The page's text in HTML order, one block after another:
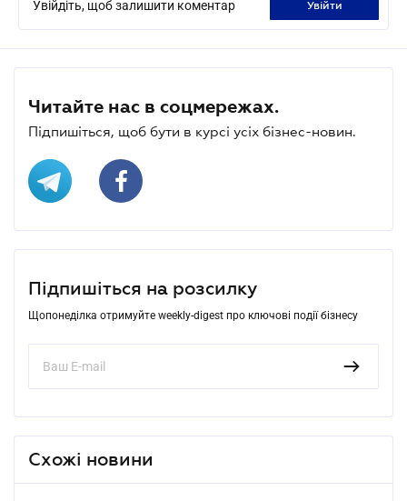
Увійдіть, щоб залишити коментар увійти
Читайте нас в соцмережах.
Підпишіться, щоб бути в курсі усіх бізнес-новин.
Підпишіться на розсилку
Щопонеділка отримуйте weekly-digest про ключові події бізнесу
Схожі новини